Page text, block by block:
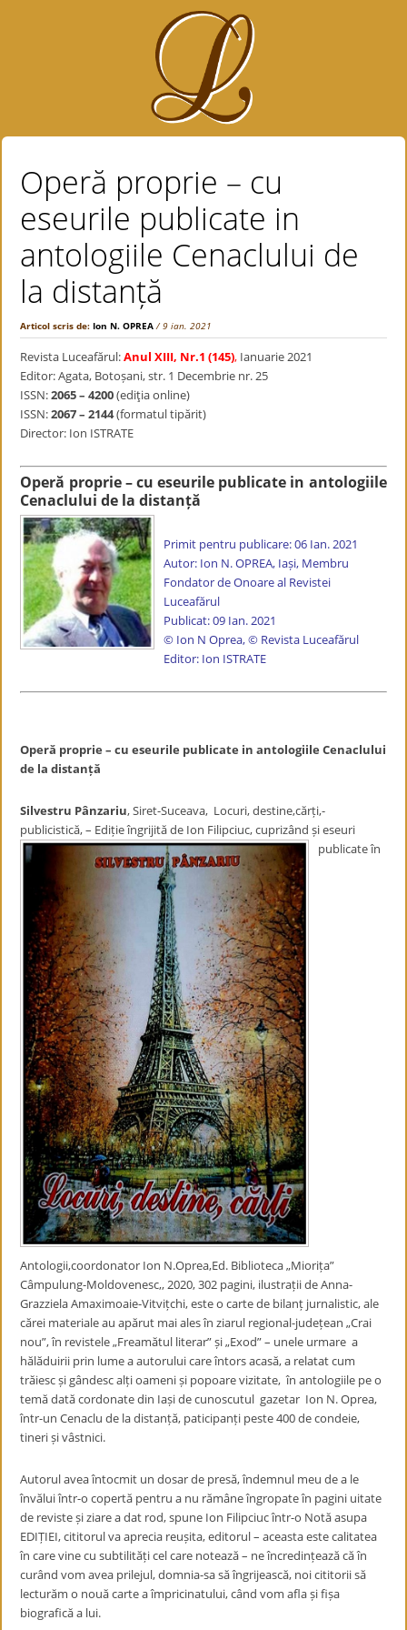
Operă proprie – cu
eseurile publicate in
antologiile Cenaclului de
la distanță
Articol scris de:Ion N. OPREA / 9 ian. 2021
Revista Luceafărul:Anul XIII, Nr.1 (145), Ianuarie 2021
Editor: Agata, Botoșani, str. 1 Decembrie nr. 25
ISSN:2065 – 4200(ediţia online)
ISSN:2067 – 2144(formatul tipărit)
Director: Ion ISTRATE
Operă proprie – cu eseurile publicate in antologiile
Cenaclului de la distanță
Primit pentru publicare: 06 Ian. 2021
Autor: Ion N. OPREA, Iași, Membru
Fondator de Onoare al Revistei
Luceafărul
Publicat: 09 Ian. 2021
© Ion N Oprea, © Revista Luceafărul
Editor: Ion ISTRATE
Operă proprie – cu eseurile publicate in antologiile Cenaclului
de la distanță
Silvestru Pânzariu, Siret-Suceava, Locuri, destine,cărți,-
publicistică, – Ediție îngrijită de Ion Filipciuc, cuprizândși eseuri
publicate în
Antologii,coordonator Ion N.Oprea,Ed. Biblioteca „Miorița”
Câmpulung-Moldovenesc,, 2020, 302 pagini, ilustrații de Anna-
Grazziela Amaximoaie-Vitvițchi, este o carte de bilanț jurnalistic, ale
cărei materiale au apărut mai ales în ziarul regional-județean „Crai
nou”, în revistele „Freamătul literar” și „Exod” – unele urmare a
hălăduirii prin lume a autorului care întors acasă, a relatat cum
trăiesc și gândesc alți oameni și popoare vizitate, în antologiile pe o
temă dată cordonate din Iași de cunoscutul gazetar Ion N. Oprea,
într-un Cenaclu de la distanță, paticipanți peste 400 de condeie,
tineri și vâstnici.
Autorul avea întocmit un dosar de presă, îndemnul meu de a le
învălui într-o copertă pentru a nu rămâne îngropate în pagini uitate
de reviste și ziare a dat rod, spune Ion Filipciuc într-o Notă asupa
EDIȚIEI, cititorul va aprecia reușita, editorul – aceasta este calitatea
în care vine cu subtilități cel care notează – ne încredințează că în
curând vom avea prilejul, domnia-sa să îngrijească, noi cititorii să
lecturăm o nouă carte a împricinatului, când vom afla și fișa
biografică a lui.